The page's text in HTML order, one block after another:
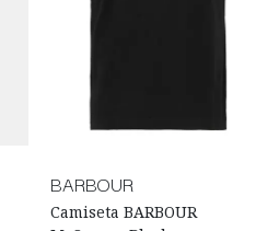
BARBOUR
Camiseta BARBOUR